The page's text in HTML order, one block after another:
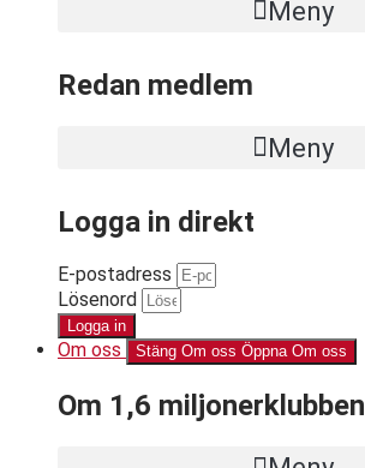
Meny
Redan medlem
Meny
Logga in direkt
E-postadress
Lösenord
Logga in
Om oss Stäng Om oss Öppna Om oss
Om 1,6 miljonerklubben